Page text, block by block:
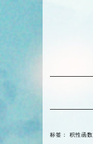
标签： 积性函数